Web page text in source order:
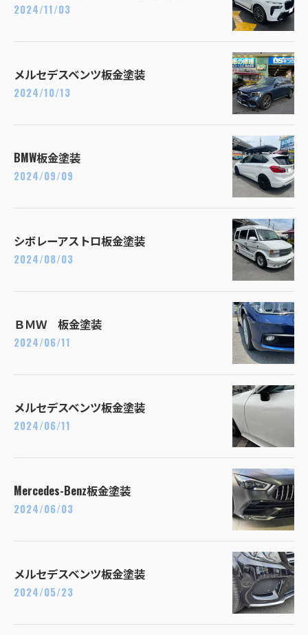
2024/11/03
メルセデスベンツ板金塗装
2024/10/13
BMW板金塗装
2024/09/09
シボレーアストロ板金塗装
2024/08/03
ＢＭＷ 板金塗装
2024/06/11
メルセデスベンツ板金塗装
2024/06/11
Mercedes-Benz板金塗装
2024/06/03
メルセデスベンツ板金塗装
2024/05/23